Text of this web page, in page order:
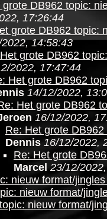
grote DB962 topic:
17:26:44
grote DB962 topic:
14:58:43
grote DB962
2022, 17:47:44
Het grote DB962
14/12/2022,
Het grote DB962
16/12/2022,
Re: Het grote
Dennis 16/12/2022,
Re: Het grote
Marcel 23/12/
nieuw format/
nieuw format/
nieuw format/